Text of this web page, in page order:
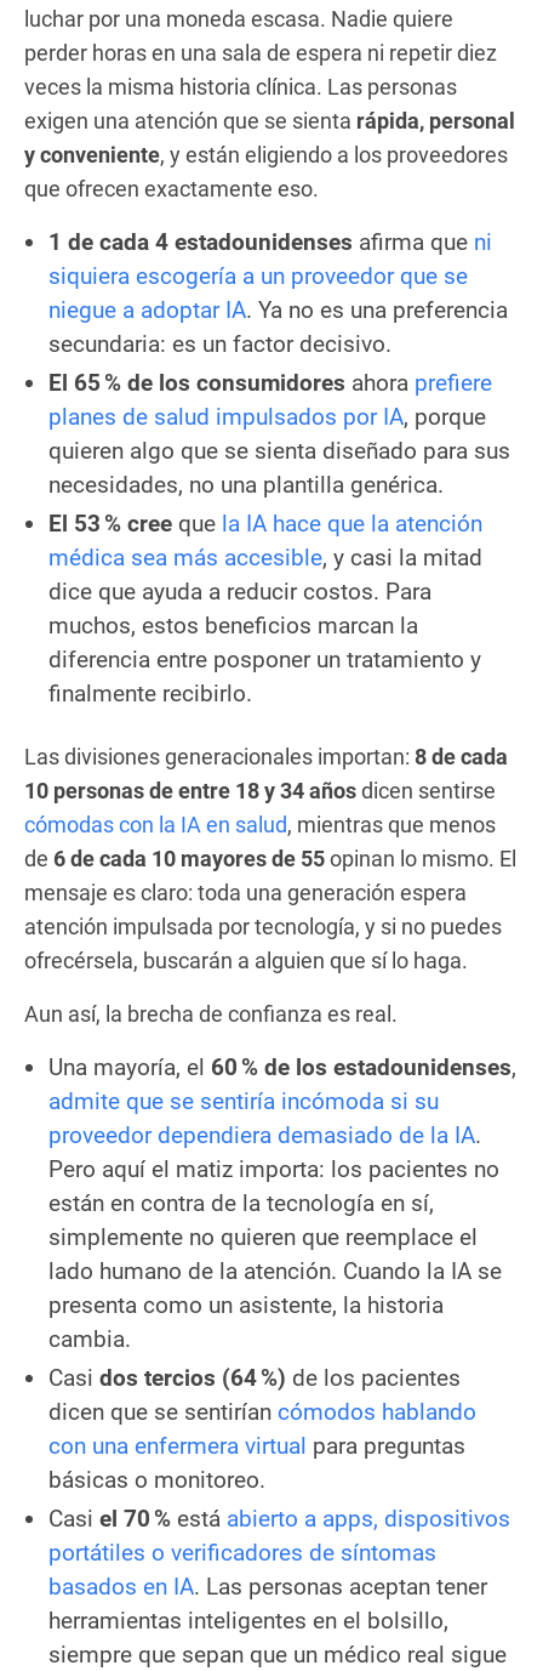
luchar por una moneda escasa. Nadie quiere
perder horas en una sala de espera ni repetir diez
veces la misma historia clínica. Las personas
exigen una atención que se sienta rápida, personal
y conveniente, y están eligiendo a los proveedores
que ofrecen exactamente eso.
1 de cada 4 estadounidenses afirma que ni
siquiera escogería a un proveedor que se
niegue a adoptar IA. Ya no es una preferencia
secundaria: es un factor decisivo.
El 65 % de los consumidores ahora prefiere
planes de salud impulsados por IA, porque
quieren algo que se sienta diseñado para sus
necesidades, no una plantilla genérica.
El 53 % cree que la IA hace que la atención
médica sea más accesible, y casi la mitad
dice que ayuda a reducir costos. Para
muchos, estos beneficios marcan la
diferencia entre posponer un tratamiento y
finalmente recibirlo.
Las divisiones generacionales importan: 8 de cada
10 personas de entre 18 y 34 añosdicen sentirse
cómodas con la IA en salud, mientras que menos
de 6 de cada 10 mayores de 55opinan lo mismo. El
mensaje es claro: toda una generación espera
atención impulsada por tecnología, y si no puedes
ofrecérsela, buscarán a alguien que sí lo haga.
Aun así, la brecha de confianza es real.
Una mayoría, el 60 % de los estadounidenses,
admite que se sentiría incómoda si su
proveedor dependiera demasiado de la IA.
Pero aquí el matiz importa: los pacientes no
están en contra de la tecnología en sí,
simplemente no quieren que reemplace el
lado humano de la atención. Cuando la IA se
presenta como un asistente, la historia
cambia.
Casi dos tercios (64 %) de los pacientes
dicen que se sentirían cómodos hablando
con una enfermera virtual para preguntas
básicas o monitoreo.
Casi el 70 % está abierto a apps, dispositivos
portátiles o verificadores de síntomas
basados en IA. Las personas aceptan tener
herramientas inteligentes en el bolsillo,
siempre que sepan que un médico real sigue